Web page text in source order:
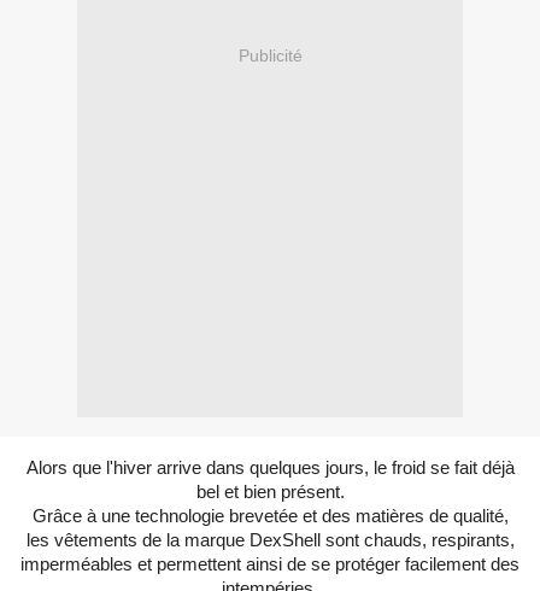
Publicité
Alors que l'hiver arrive dans quelques jours, le froid se fait déjà
bel et bien présent.
Grâce à une technologie brevetée et des matières de qualité,
les vêtements de la marque DexShell sont chauds, respirants,
imperméables et permettent ainsi de se protéger facilement des